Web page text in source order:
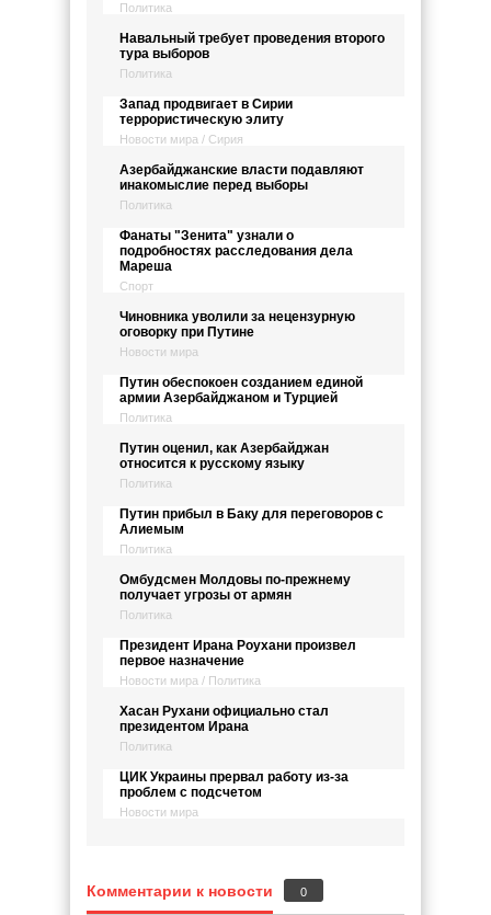
Политика
Навальный требует проведения второго
тура выборов
Политика
Запад продвигает в Сирии
террористическую элиту
Новости мира / Сирия
Азербайджанские власти подавляют
инакомыслие перед выборы
Политика
Фанаты "Зенита" узнали о
подробностях расследования дела
Мареша
Спорт
Чиновника уволили за нецензурную
оговорку при Путине
Новости мира
Путин обеспокоен созданием единой
армии Азербайджаном и Турцией
Политика
Путин оценил, как Азербайджан
относится к русскому языку
Политика
Путин прибыл в Баку для переговоров с
Алиемым
Политика
Омбудсмен Молдовы по-прежнему
получает угрозы от армян
Политика
Президент Ирана Роухани произвел
первое назначение
Новости мира / Политика
Хасан Рухани официально стал
президентом Ирана
Политика
ЦИК Украины прервал работу из-за
проблем с подсчетом
Новости мира
Комментарии к новости 0